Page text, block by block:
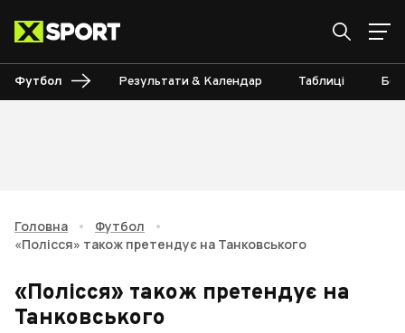
Футбол Результати & Календар Таблиці
Головна • Футбол
•
«Полісся» також претендує на Танковського
«Полісся» також претендує на
Танковського